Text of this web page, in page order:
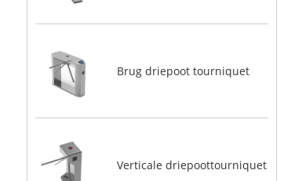
Brug driepoot tourniquet
Verticale driepoottourniquet